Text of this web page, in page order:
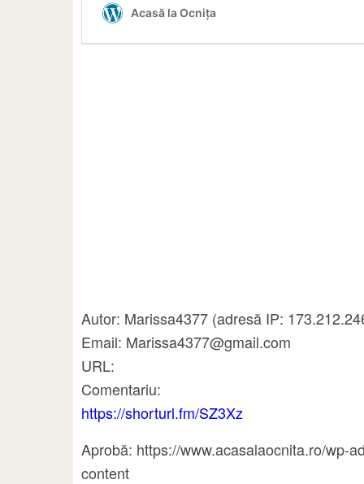
Autor: Marissa4377 (adresă IP:
Email: Marissa4377@gmail.com
URL:
Comentariu:
https://shorturl.fm/SZ3Xz
Aprobă: https://www.acasalaocnita.ro/wp-
content